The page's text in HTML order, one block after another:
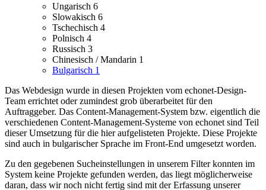
Ungarisch 6
Slowakisch 6
Tschechisch 4
Polnisch 4
Russisch 3
Chinesisch / Mandarin 1
Bulgarisch 1
Das Webdesign wurde in diesen Projekten vom echonet-Design-
Team errichtet oder zumindest grob überarbeitet für den
Auftraggeber. Das Content-Management-System bzw. eigentlich die
verschiedenen Content-Management-Systeme von echonet sind Teil
dieser Umsetzung für die hier aufgelisteten Projekte. Diese Projekte
sind auch in bulgarischer Sprache im Front-End umgesetzt worden.
Zu den gegebenen Sucheinstellungen in unserem Filter konnten im
System keine Projekte gefunden werden, das liegt möglicherweise
daran, dass wir noch nicht fertig sind mit der Erfassung unserer